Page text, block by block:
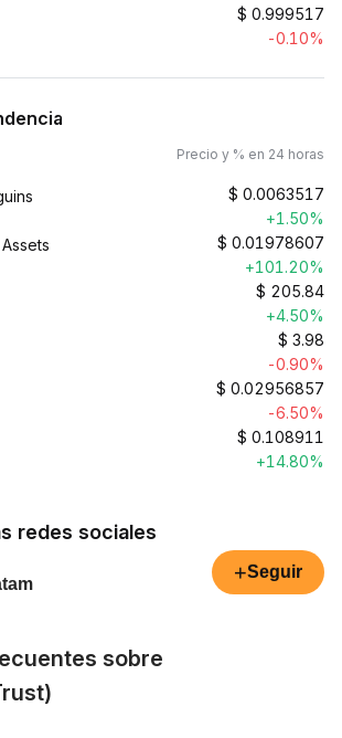
$ 0.999517
-0.10%
Precio y % en 24 horas
$ 0.0063517
+1.50%
$ 0.01978607
+101.20%
$ 205.84
+4.50%
$ 3.98
-0.90%
$ 0.02956857
-6.50%
$ 0.108911
+14.80%
redes sociales
+Seguir
sobre